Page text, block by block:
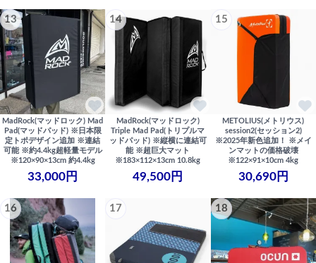
13
MadRock(マッドロック) Mad
Pad(マッドパッド) ※日本限
定トポデザイン追加 ※連結
可能 ※約4.4kg超軽量モデル
※120×90×13cm 約4.4kg
33,000円
14
MadRock(マッドロック)
Triple Mad Pad(トリプルマ
ッドパッド) ※縦横に連結可
能 ※超巨大マット
※183×112×13cm 10.8kg
49,500円
15
METOLIUS(メトリウス)
session2(セッション2)
※2025年新色追加！ ※メイ
ンマットの価格破壊
※122×91×10cm 4kg
30,690円
16 17 18